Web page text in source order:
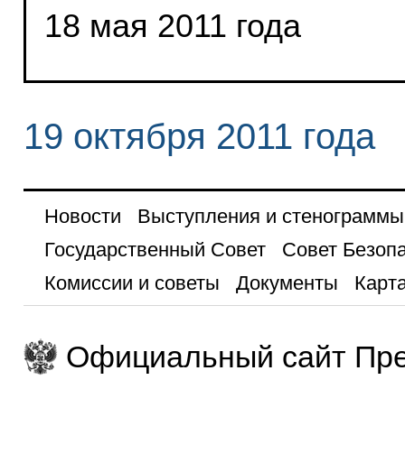
18 мая 2011 года
19 октября 2011 года
Новости
Выступления и стенограммы
Государственный Совет
Совет
Комиссии и советы
Документы
Официальный сайт